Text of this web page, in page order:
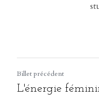
Billet précédent
L'énergie